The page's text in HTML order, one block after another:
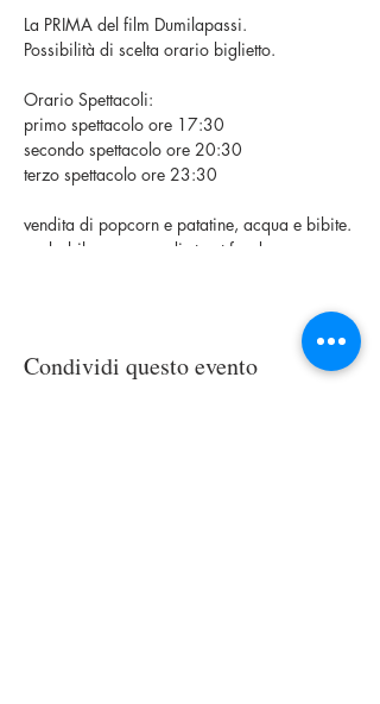
La PRIMA del film Dumilapassi.
Possibilità di scelta orario biglietto.
Orario Spettacoli:
primo spettacolo ore 17:30
secondo spettacolo ore 20:30
terzo spettacolo ore 23:30
vendita di popcorn e patatine, acqua e bibite.
probabile presenza di street food.
Condividi questo evento